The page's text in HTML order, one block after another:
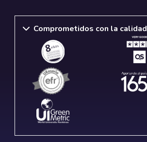
Comprometidos con la calidad